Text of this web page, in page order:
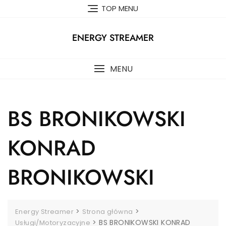
TOP MENU
ENERGY STREAMER
MENU
BS BRONIKOWSKI
KONRAD
BRONIKOWSKI
Energy Streamer > Strona główna >
Usługi/Motoryzacyjne >BS BRONIKOWSKI KONRAD